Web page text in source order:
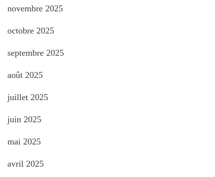
novembre 2025
octobre 2025
septembre 2025
août 2025
juillet 2025
juin 2025
mai 2025
avril 2025